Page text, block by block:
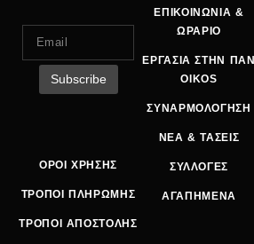
ΟΡΟΙ ΧΡΗΣΗΣ
ΤΡΟΠΟΙ ΠΛΗΡΩΜΗΣ
ΤΡΟΠΟΙ ΑΠΟΣΤΟΛΗΣ
ΕΠΙΚΟΙΝΩΝΙΑ &
ΩΡΑΡΙΟ
ΕΡΓΑΣΙΑ ΣΤΗΝ ΠΑΝ
OIKOS
ΣΥΝΑΡΜΟΛΟΓΗΣΗ
ΝΕΑ & ΤΑΣΕΙΣ
ΣΥΛΛΟΓΕΣ
ΑΓΑΠΗΜΕΝΑ